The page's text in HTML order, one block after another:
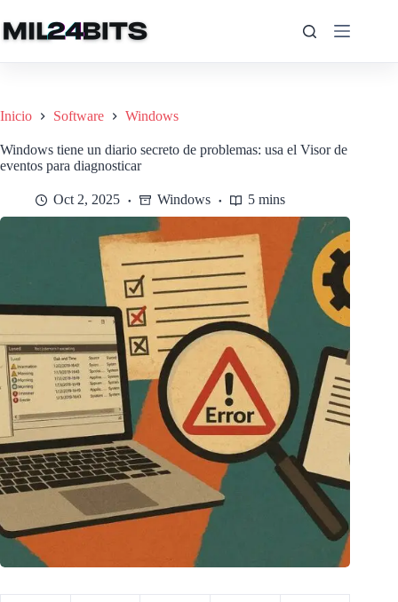
al
contenido
Inicio Software Windows
Windows tiene un diario secreto de problemas: usa el Visor de
eventos para diagnosticar
Oct 2, 2025 Windows 5 mins